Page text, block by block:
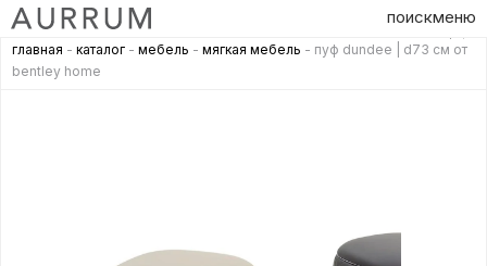
поискменю
главная - каталог - мебель - мягкая мебель - пуф dundee | d73 см от
bentley home